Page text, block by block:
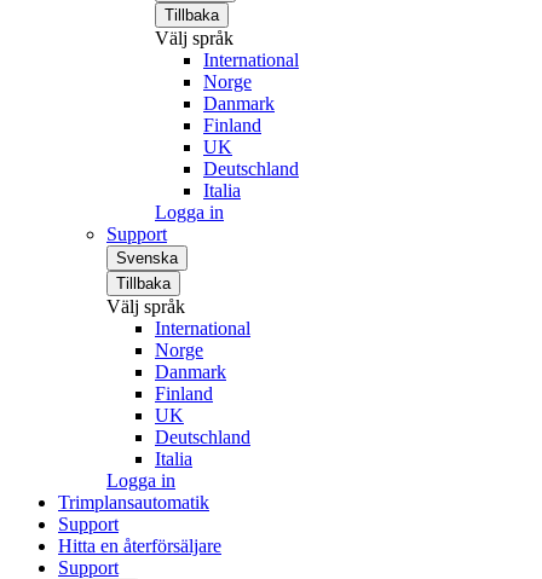
Tillbaka
Välj språk
International
Norge
Danmark
Finland
UK
Deutschland
Italia
Logga in
Support
Svenska
Tillbaka
Välj språk
International
Norge
Danmark
Finland
UK
Deutschland
Italia
Logga in
Trimplansautomatik
Support
Hitta en återförsäljare
Support